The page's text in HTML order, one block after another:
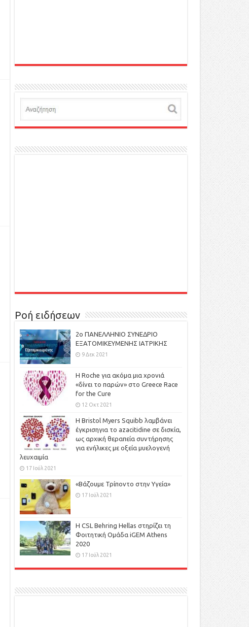
Ροή ειδήσεων
2ο ΠΑΝΕΛΛΗΝΙΟ ΣΥΝΕΔΡΙΟ
ΕΞΑΤΟΜΙΚΕΥΜΕΝΗΣ ΙΑΤΡΙΚΗΣ
9 Δεκ 2021
H Roche για ακόμα μια χρονιά
«δίνει το παρών» στο Greece Race
for the Cure
12 Οκτ 2021
Η Bristol Myers Squibb λαμβάνει
έγκρισηγια το azacitidine σε δισκία,
ως αρχική θεραπεία συντήρησης
για ενήλικες με οξεία μυελογενή
λευχαιμία
17 Ιούλ 2021
«Βάζουμε Τρίποντο στην Υγεία»
17 Ιούλ 2021
H CSL Behring Hellas στηρίζει τη
Φοιτητική Ομάδα iGEM Athens
2020
17 Ιούλ 2021